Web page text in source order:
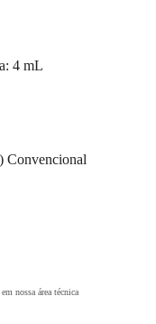
4 mL
Convencional
nossa área técnica